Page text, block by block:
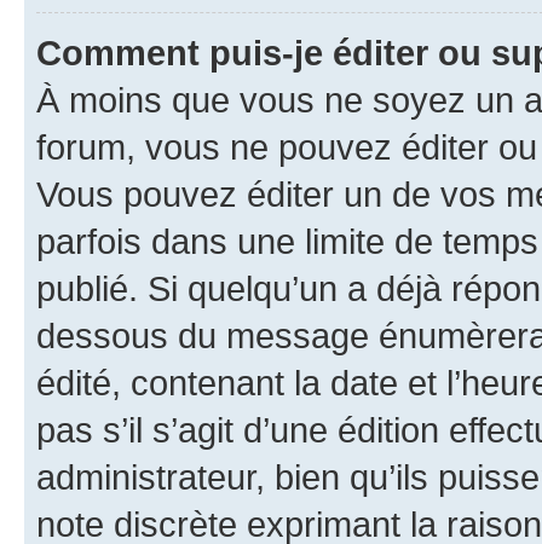
Comment puis-je éditer ou
À moins que vous ne soyez un
forum, vous ne pouvez éditer
Vous pouvez éditer un de vos
parfois dans une limite de
publié. Si quelqu’un a déjà
dessous du message
édité, contenant la date et
pas s’il s’agit d’une édition
administrateur, bien qu’ils
note discrète exprimant la